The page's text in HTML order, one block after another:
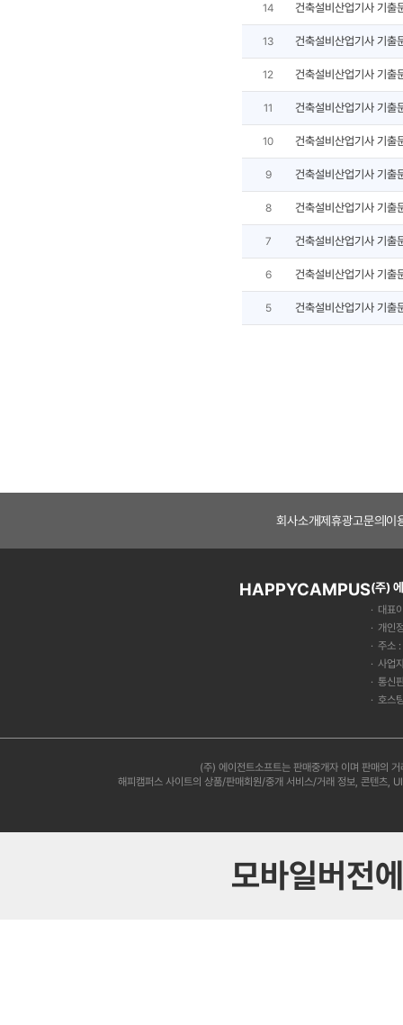
14 건축설비산업기사 기출
13 건축설비산업기사 기출
12 건축설비산업기사 기출
11 건축설비산업기사 기출
10 건축설비산업기사 기출
9 건축설비산업기사 기출
8 건축설비산업기사 기출
7 건축설비산업기사 기출
6 건축설비산업기사 기출
5 건축설비산업기사 기출
회사소개제휴광고문의 이
HAPPYCAMPUS(주)
대표
개인
주소
사업
통신
호스
(주) 에이전트소프트는 판매중개자 이며 판매의
해피캠퍼스 사이트의 상품/판매회원/중개 서비스/거래 정보, 콘텐츠,
모바일버전